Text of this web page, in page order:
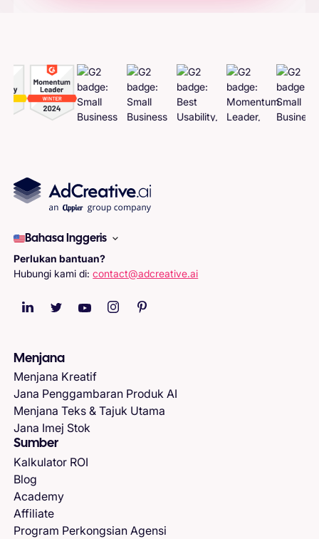
Bahasa Inggeris
Perlukan bantuan?
Hubungi kami di:contact@adcreative.ai
Menjana
Menjana Kreatif
Jana Penggambaran Produk AI
Menjana Teks & Tajuk Utama
Jana Imej Stok
Sumber
Kalkulator ROI
Blog
Academy
Affiliate
Program Perkongsian Agensi